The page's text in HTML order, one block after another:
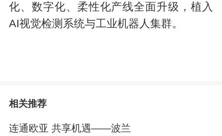
化、数字化、柔性化产线全面升级，植入
AI视觉检测系统与工业机器人集群。
相关推荐
连通欧亚 共享机遇——波兰